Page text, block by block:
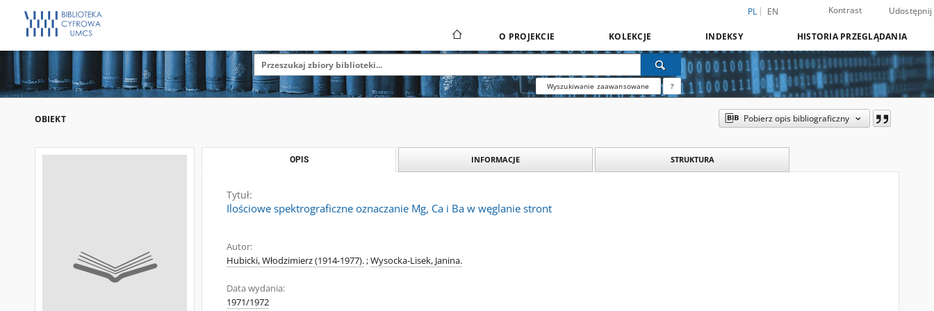
PL EN Kontrast Udostępnij
O PROJEKCIE KOLEKCJE INDEKSY HISTORIA PRZEGLĄDANIA
Wyszukiwanie zaawansowane ?
OBIEKT Pobierz opis bibliograficzny
OPIS INFORMACJE STRUKTURA
Tytuł:
Ilościowe spektrograficzne oznaczanie Mg, Ca i Ba w węglanie stront
Autor:
Hubicki, Włodzimierz (1914-1977).;Wysocka-Lisek, Janina.
Data wydania:
1971/1972